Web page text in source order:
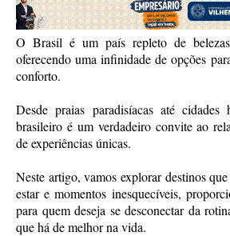
O Brasil é um país repleto de
oferecendo uma infinidade de opções
conforto.
Desde praias paradisíacas até
brasileiro é um verdadeiro convite ao
de experiências únicas.
Neste artigo, vamos explorar destinos
estar e momentos inesquecíveis,
para quem deseja se desconectar da
que há de melhor na vida.